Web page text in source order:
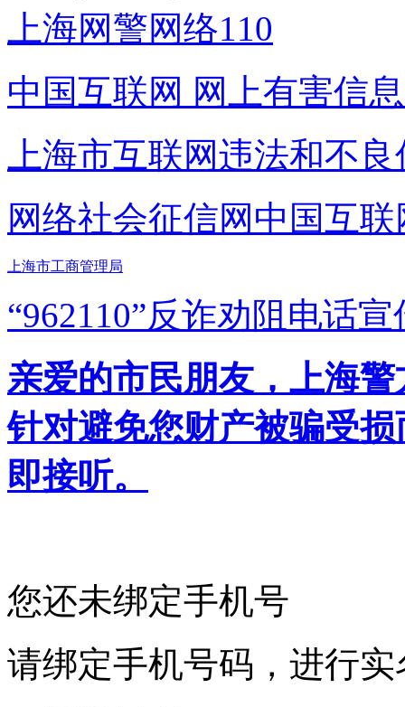
上海网警网络110
中国互联网 网上有害信
上海市互联网违法和不
网络社会征信网 中国互
上海市工商管理局
“962110”反诈劝阻电话宣
亲爱的市民朋友，上海
针对避免您财产被骗受
即接听。
您还未绑定手机号
请绑定手机号码，进行